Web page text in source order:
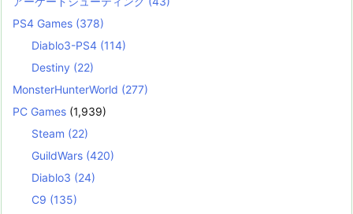
PS4 Games (378)
Diablo3-PS4 (114)
Destiny (22)
MonsterHunterWorld (277)
PC Games (1,939)
Steam (22)
GuildWars (420)
Diablo3 (24)
C9 (135)